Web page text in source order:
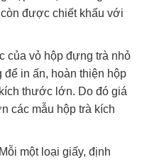
được chiết khấu với
của vỏ hộp đựng trà nhỏ
in ấn, hoàn thiện hộp
thước lớn. Do đó giá
các mẫu hộp trà kích
một loại giấy, định